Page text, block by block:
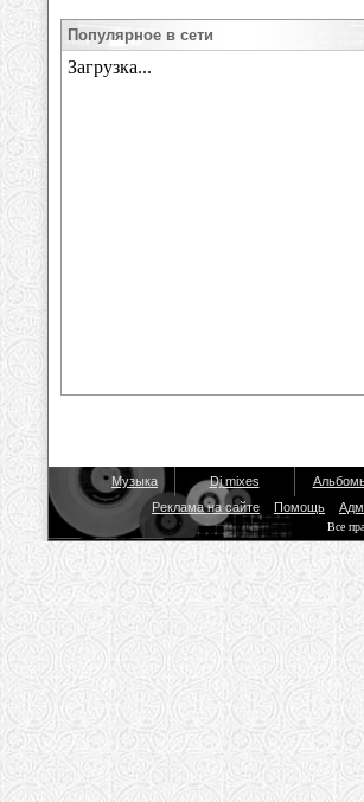
Популярное в сети
Музыка Dj mixes
Реклама на сайте
Помощь
Все